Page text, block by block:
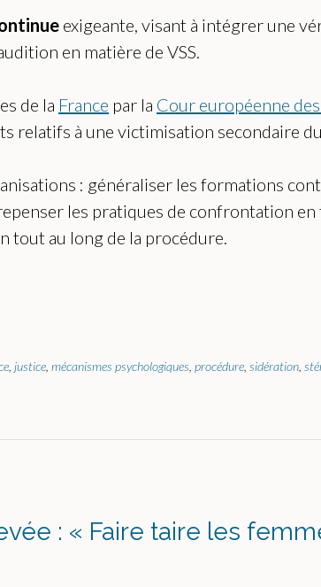
exigeante, visant à intégrer une
en matière de VSS.
de la France par la Cour européenne
relatifs à une victimisation secondaire
: généraliser les formations
les pratiques de confrontation
tout au long de la procédure.
justice mécanismes psychologiques procédure sidération
: « Faire taire les